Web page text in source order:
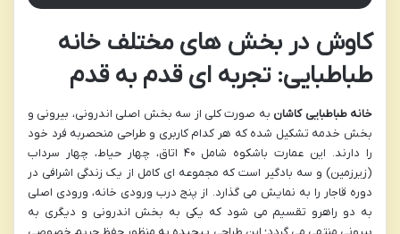
کاوش در بخش های مختلف خانه
طباطبایی: تجربه ای قدم به قدم
خانه طباطبایی کاشان به صورت کلی از سه بخش اصلی اندرونی، بیرونی و
بخش خدمه تشکیل شده که هر کدام کاربری و طراحی منحصربه فرد خود
را دارند. این عمارت باشکوه شامل ۴۰ اتاق، چهار حیاط، چهار سرداب
(زیرزمین) و سه بادگیر است که مجموعه ای کامل از یک زندگی اشرافی در
دوره قاجار را به نمایش می گذارد. از پنج درب ورودی خانه، ورودی اصلی
به دو راهرو تقسیم می شود که یکی به بخش اندرونی و دیگری به